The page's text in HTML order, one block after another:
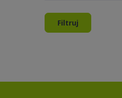
Filtruj